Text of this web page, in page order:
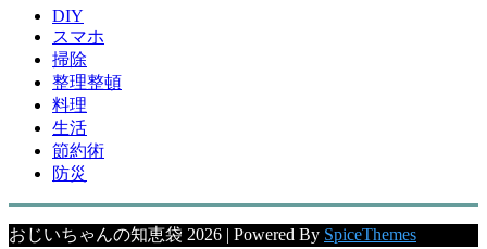
DIY
スマホ
掃除
整理整頓
料理
生活
節約術
防災
おじいちゃんの知恵袋 2026 | Powered By SpiceThemes